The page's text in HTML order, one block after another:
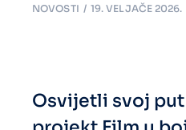
NOVOSTI 19. VELJAČE 2026.
Osvijetli svoj put